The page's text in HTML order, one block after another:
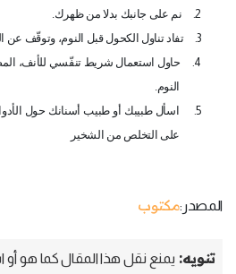
2.
نم على جانبك بدلا من ظهرك.
3.
تفاد تناول الكحول قبل النوم، وتوقّف عن
4.
حاول استعمال شريط تنفّسي للأنف،
النوم.
5.
اسأل طبيبك أو طبيب أسنانك حول
على التخلص من الشخير
المصدر:مكتوب
تنويه: يمنع نقل هذا المقال كما هو أو